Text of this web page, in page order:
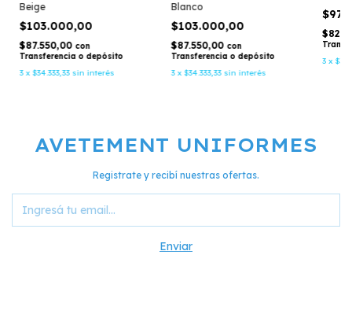
Beige
$103.000,00
$87.550,00 con
Transferencia o depósito
3 x$34.333,33 sin interés
Blanco
$103.000,00
$87.550,00 con
Transferencia o depósito
3 x$34.333,33 sin interés
3 x
AVETEMENT UNIFORMES
Registrate y recibí nuestras ofertas.